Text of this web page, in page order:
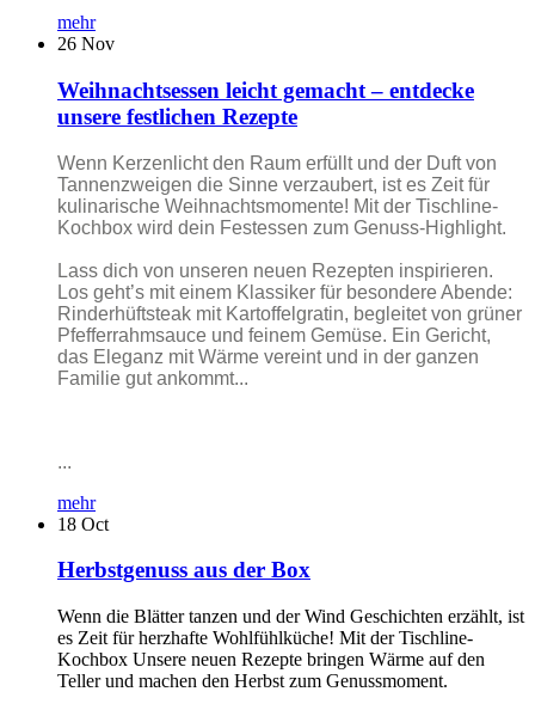
mehr
26 Nov
Weihnachtsessen leicht gemacht – entdecke
unsere festlichen Rezepte
Wenn Kerzenlicht den Raum erfüllt und der Duft von
Tannenzweigen die Sinne verzaubert, ist es Zeit für
kulinarische Weihnachtsmomente! Mit der Tischline-
Kochbox wird dein Festessen zum Genuss-Highlight.
Lass dich von unseren neuen Rezepten inspirieren.
Los geht’s mit einem Klassiker für besondere Abende:
Rinderhüftsteak mit Kartoffelgratin, begleitet von grüner
Pfefferrahmsauce und feinem Gemüse. Ein Gericht,
das Eleganz mit Wärme vereint und in der ganzen
Familie gut ankommt...
...
mehr
18 Oct
Herbstgenuss aus der Box
Wenn die Blätter tanzen und der Wind Geschichten erzählt, ist
es Zeit für herzhafte Wohlfühlküche! Mit der Tischline-
Kochbox Unsere neuen Rezepte bringen Wärme auf den
Teller und machen den Herbst zum Genussmoment.